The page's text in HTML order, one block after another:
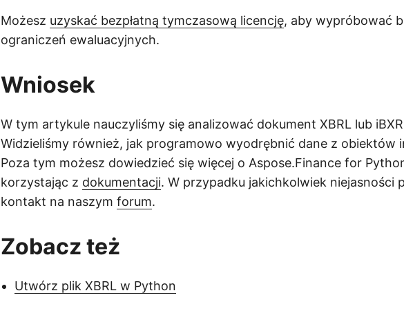
Możesz uzyskać bezpłatną tymczasową licencję, aby wypróbować
ograniczeń ewaluacyjnych.
Wniosek
W tym artykule nauczyliśmy się analizować dokument XBRL lub
Widzieliśmy również, jak programowo wyodrębnić dane z obiektów
Poza tym możesz dowiedzieć się więcej o Aspose.Finance for
korzystając z dokumentacji. W przypadku jakichkolwiek niejasności
kontakt na naszym forum.
Zobacz też
Utwórz plik XBRL w Python